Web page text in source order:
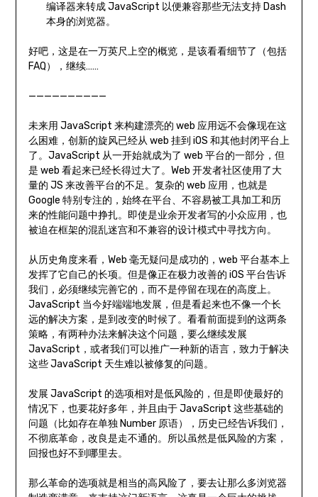
编译器来转成 JavaScript 以便兼容那些无法支持 Dash
本身的浏览器。
好吧，这是在一万英尺上空的概览，是该看看细节了（包括
FAQ），继续……
——————————
未来用 JavaScript 来构建漂亮的 web 应用远不会像现在这
么困难，创新的旋风已经从 web 挂到 iOS 和其他封闭平台上
了。JavaScript 从一开始就成为了 web 平台的一部分，但
是 web 看起来已经长得过大了。Web 开发者社区使用了大
量的 JS 来改善平台的不足。复杂的 web 应用，也就是
Google 特别专注的，始终在平台、不容易被工具加工和历
来的性能问题中挣扎。即使是业余开发者写的小众应用，也
被迫在框架的混乱迷宫和不兼容的设计模式中寻找方向。
从历史角度来看，Web 毫无疑问是成功的，web 平台基本上
发挥了它自己的长项。但是像正在极力改善的 iOS 平台告诉
我们，必须继续完善它的，而不是停留在现在的高度上。
JavaScript 当今好端端地发展，但是看起来也不像一个长
远的解决方案，是到改变的时候了。看看前面提到的这两条
策略，有两种办法来解决这个问题，要么继续发展
JavaScript，或者我们可以推广一种新的语言，致力于解决
这些 JavaScript 天生难以被修复的问题。
发展 JavaScript 的选项相对是低风险的，但是即使最好的
情况下，也要花好多年，并且由于 JavaScript 这些基础的
问题（比如存在单独 Number 原语），历史已经告诉我们，
不彻底革命，改良是走不通的。所以虽然是低风险的方案，
回报也好不到哪里去。
那么革命的选项就是相当的高风险了，要去让那么多浏览器